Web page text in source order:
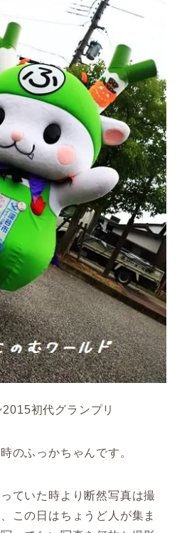
初代グランプリ
のふっかちゃんです。
ていた時より断然写真は撮
この日はちょうど人が集ま